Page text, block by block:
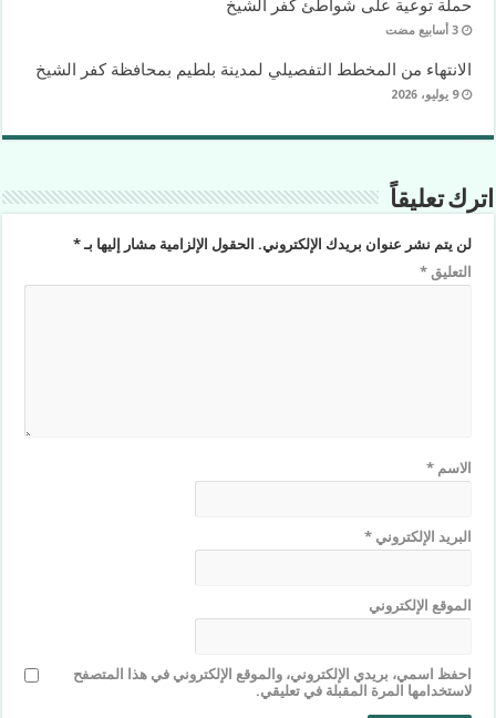
حملة توعية على شواطئ كفر الشيخ
‏3 أسابيع مضت
الانتهاء من المخطط التفصيلي لمدينة بلطيم بمحافظة كفر الشيخ
9 يوليو، 2026
اترك تعليقاً
لن يتم نشر عنوان بريدك الإلكتروني. الحقول الإلزامية مشار إليها بـ*
التعليق*
الاسم*
البريد الإلكتروني*
الموقع الإلكتروني
احفظ اسمي، بريدي الإلكتروني، والموقع الإلكتروني في هذا المتصفح
لاستخدامها المرة المقبلة في تعليقي.